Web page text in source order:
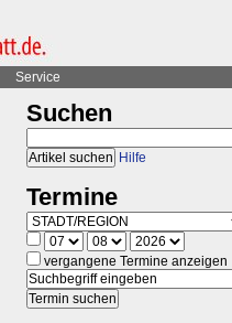
Service
Suchen
Hilfe
Termine
vergangene Termine anzeigen